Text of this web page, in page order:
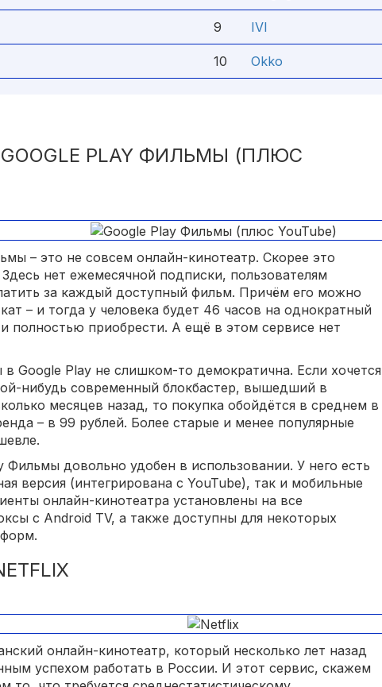
9 IVI
10 Okko
PLAY ФИЛЬМЫ (ПЛЮС
– это не совсем онлайн-кинотеатр. Скорее это
нет ежемесячной подписки, пользователям
за каждый доступный фильм. Причём его можно
– и тогда у человека будет 46 часов на однократный
полностью приобрести. А ещё в этом сервисе нет
Google Play не слишком-то демократична. Если хочется
нибудь современный блокбастер, вышедший в
месяцев назад, то покупка обойдётся в среднем в
– в 99 рублей. Более старые и менее популярные
Фильмы довольно удобен в использовании. У него есть
версия (интегрирована с YouTube), так и мобильные
онлайн-кинотеатра установлены на все
с Android TV, а также доступны для некоторых
онлайн-кинотеатр, который несколько лет назад
успехом работать в России. И этот сервис, скажем